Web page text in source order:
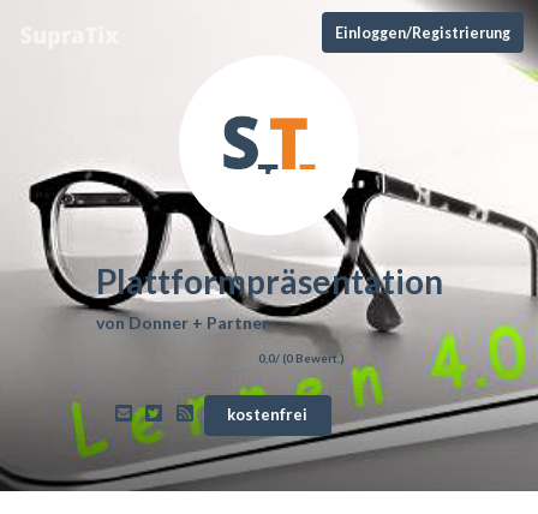
Einloggen/Registrierung
Plattformpräsentation
vonDonner + Partner
0,0/ (0 Bewert.)
kostenfrei